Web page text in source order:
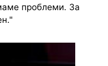
проблеми. За